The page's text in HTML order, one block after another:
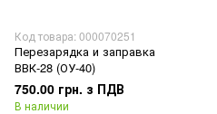
Код товара: 000070251
Перезарядка и заправка
ВВК-28 (ОУ-40)
750.00 грн. з ПДВ
В наличии